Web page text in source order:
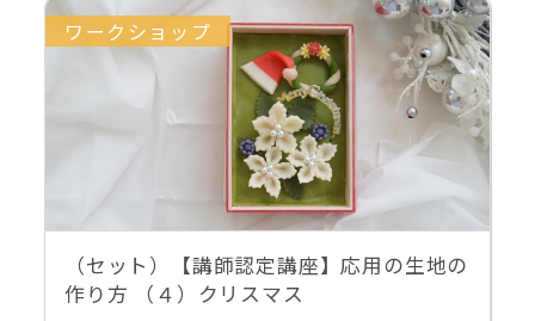
ワークショップ
（セット）【講師認定講座】応用の生地の
作り方 （４）クリスマス